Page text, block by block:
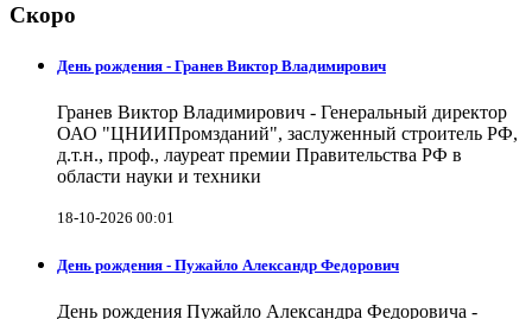
Скоро
День рождения - Гранев Виктор Владимирович
Гранев Виктор Владимирович - Генеральный директор
ОАО "ЦНИИПромзданий", заслуженный строитель РФ,
д.т.н., проф., лауреат премии Правительства РФ в
области науки и техники
18-10-2026 00:01
День рождения - Пужайло Александр Федорович
День рождения Пужайло Александра Федоровича -